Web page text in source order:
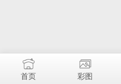
首页 彩图